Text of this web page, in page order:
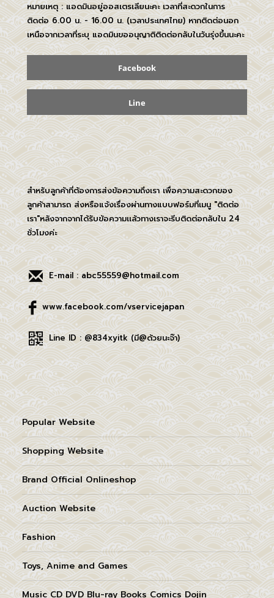
หมายเหตุ : แอดมินอยู่ออสเตรเลียนะคะ เวลาที่สะดวกในการ
ติดต่อ 6.00 น. - 16.00 น. (เวลาประเทศไทย) หากติดต่อนอก
เหนือจากเวลาที่ระบุ แอดมินขออนุญาติติดต่อกลับในวันรุ่งขึ้นนะคะ
Facebook
Line
สำหรับลูกค้าที่ต้องการส่งข้อความถึงเรา เพื่อความสะดวกของ
ลูกค้าสามารถ ส่งหรือแจ้งเรื่องผ่านทางแบบฟอร์มที่เมนู "ติดต่อ
เรา"หลังจากจากได้รับข้อความเเล้วทางเราจะรีบติดต่อกลับใน 24
ชั่วโมงค่ะ
E-mail : abc55559@hotmail.com
www.facebook.com/vservicejapan
Line ID : @834xyitk (มี@ด้วยนะจ๊า)
Popular Website
Shopping Website
Brand Official Onlineshop
Auction Website
Fashion
Toys, Anime and Games
Music CD DVD Blu-ray Books Comics Dojin